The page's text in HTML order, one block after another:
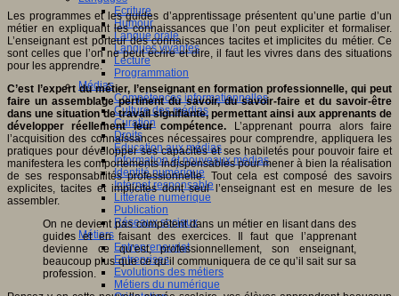
Ecriture
Humour
Langue orale
Langues vivantes
Lecture
Programmation
Médias
Compétences informationnelles
Culture des médias
Curation
Droits
Education aux médias
Information et nouveaux médias
Identité numérique
Internet responsable
Littératie numérique
Publication
Réseaux sociaux
Métiers
Entrepreneuriat
Entreprises
Evolutions des métiers
Métiers du numérique
Les programmes et les guides d’apprentissage présentent qu’une partie d’un
métier en expliquant les connaissances que l’on peut expliciter et formaliser.
L’enseignant est porteur des connaissances tacites et implicites du métier. Ce
sont celles que l’on ne peut écrire et dire, il faut les vivres dans des situations
pour les apprendre.
C’est l’expert du métier, l’enseignant en formation professionnelle, qui peut
faire un assemblage pertinent du savoir, du savoir-faire et du savoir-être
dans une situation de travail signifiante, permettant ainsi aux apprenants de
développer réellement leur compétence. L’apprenant pourra alors faire
l’acquisition des connaissances nécessaires pour comprendre, appliquera les
pratiques pour développer ses capacités et ses habiletés pour pouvoir faire et
manifestera les comportements indispensables pour mener à bien la réalisation
de ses responsabilités professionnelle. Tout cela est composé des savoirs
explicites, tacites et implicites dont seul l’enseignant est en mesure de les
assembler.
On ne devient pas compétent dans un métier en lisant dans des
guides et en faisant des exercices. Il faut que l’apprenant
devienne ce qu’est, professionnellement, son enseignant,
beaucoup plus que ce qu’il communiquera de ce qu’il sait sur sa
profession.